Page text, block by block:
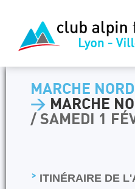
MARCHE
> MARCHE
/ SAMEDI 1
ITINÉRAIRE DE